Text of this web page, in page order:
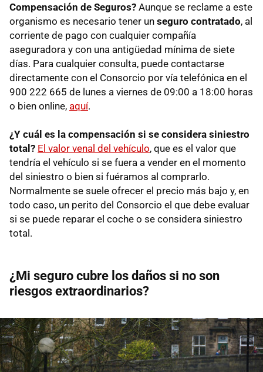
Compensación de Seguros? Aunque se reclame a este
organismo es necesario tener un seguro contratado, al
corriente de pago con cualquier compañía
aseguradora y con una antigüedad mínima de siete
días. Para cualquier consulta, puede contactarse
directamente con el Consorcio por vía telefónica en el
900 222 665 de lunes a viernes de 09:00 a 18:00 horas
o bien online, aquí.
¿Y cuál es la compensación si se considera siniestro
total? El valor venal del vehículo, que es el valor que
tendría el vehículo si se fuera a vender en el momento
del siniestro o bien si fuéramos al comprarlo.
Normalmente se suele ofrecer el precio más bajo y, en
todo caso, un perito del Consorcio el que debe evaluar
si se puede reparar el coche o se considera siniestro
total.
¿Mi seguro cubre los daños si no son
riesgos extraordinarios?